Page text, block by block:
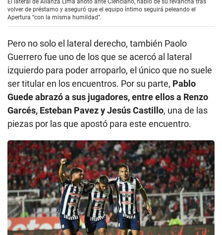
volver de préstamo y aseguró que el equipo íntimo seguirá peleando el
Apertura “con la misma humildad”.
Pero no solo el lateral derecho, también Paolo
Guerrero fue uno de los que se acercó al lateral
izquierdo para poder arroparlo, el único que no suele
ser titular en los encuentros. Por su parte, Pablo
Guede abrazó a sus jugadores, entre ellos a Renzo
Garcés, Esteban Pavez y Jesús Castillo, una de las
piezas por las que apostó para este encuentro.